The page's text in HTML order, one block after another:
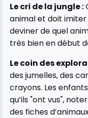
Le cri de la jungle :
animal et doit imiter
deviner de quel
très bien en début
Le coin des
des jumelles, des
crayons. Les
qu’ils "ont vus",
des fiches